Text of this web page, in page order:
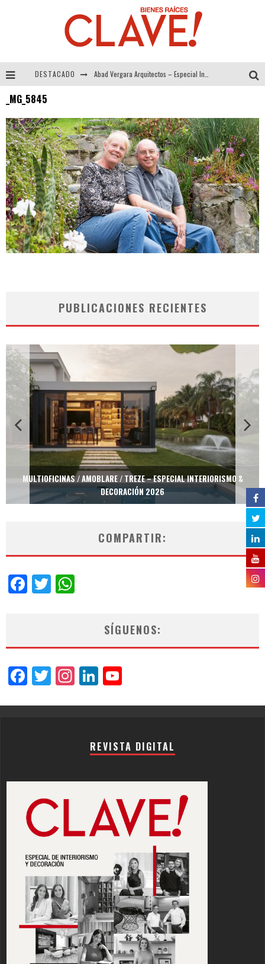
DESTACADO
ADRIANA HOYOS DESIGN STUDIO – Especial Interiorismo & Decoración 2026
MULTIOFICINAS / AMOBLARE / TREZE – Especial Interiorismo & Decoración 2026
_MG_5845
PUBLICACIONES RECIENTES
MULTIOFICINAS / AMOBLARE / TREZE – ESPECIAL INTERIORISMO &
DECORACIÓN 2026
COMPARTIR:
Facebook
Twitter
SÍGUENOS:
Facebook
Twitter
Instagram
LinkedIn
REVISTA DIGITAL